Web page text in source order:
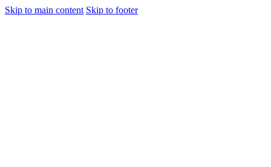
Skip to main content Skip to footer